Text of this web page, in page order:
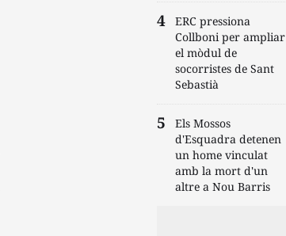
ERC pressiona
Collboni per ampliar
el mòdul de
socorristes de Sant
Sebastià
Els Mossos
d'Esquadra detenen
un home vinculat
amb la mort d'un
altre a Nou Barris